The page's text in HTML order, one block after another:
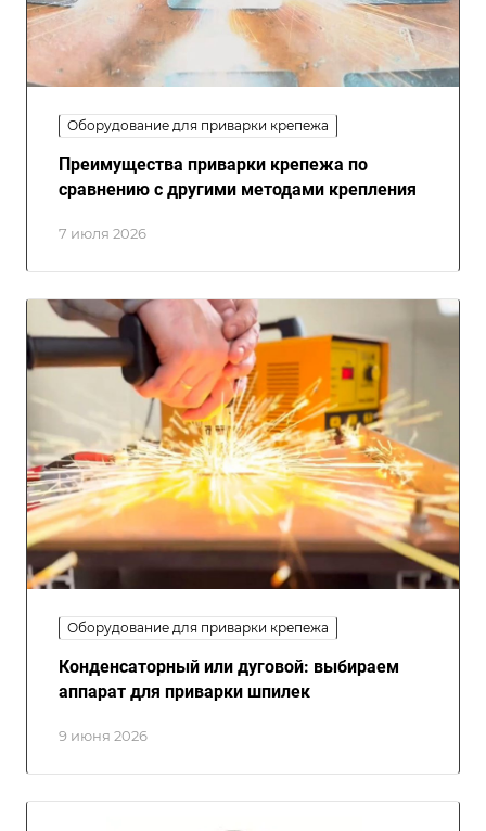
Оборудование для приварки крепежа
7 июля 2026
Преимущества приварки крепежа по
сравнению с другими методами крепления
Оборудование для приварки крепежа
9 июня 2026
Конденсаторный или дуговой: выбираем
аппарат для приварки шпилек